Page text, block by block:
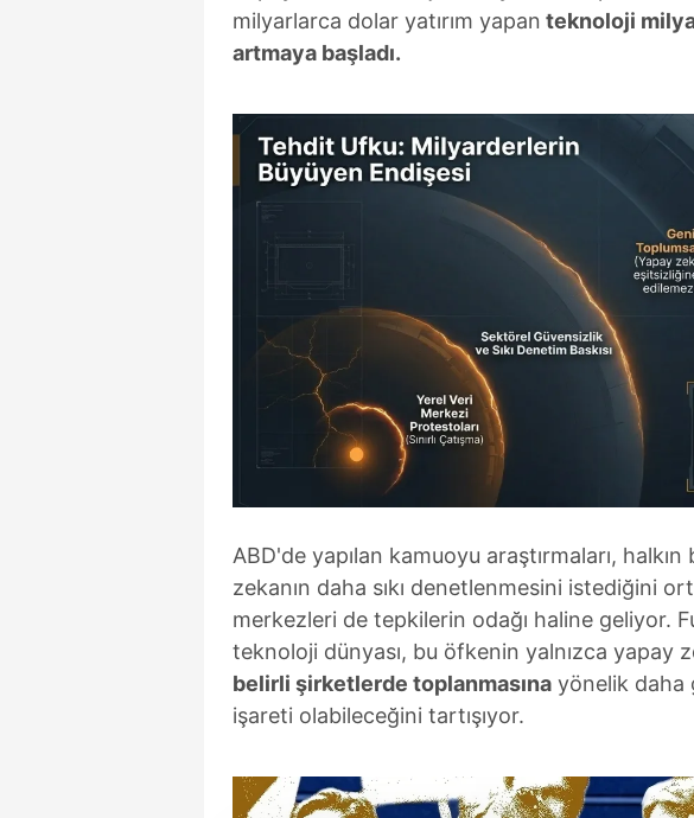
milyarlarca dolar yatırım yapan teknoloji
artmaya başladı.
ABD'de yapılan kamuoyu araştırmaları,
zekanın daha sıkı denetlenmesini istediğini
merkezleri de tepkilerin odağı haline geliyor.
teknoloji dünyası, bu öfkenin yalnızca yapay
belirli şirketlerde toplanmasına yönelik daha
işareti olabileceğini tartışıyor.